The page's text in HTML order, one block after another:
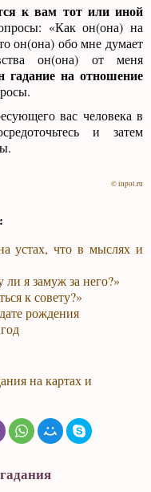
к вам тот или иной
«Как он(она) на
он(она) обо мне думает
он(она) от меня
гадание на отношение
вас человека в
и затем
© inpot.ru
устах, что в мыслях и
я замуж за него?»
к совету?»
рождения
на картах и